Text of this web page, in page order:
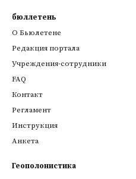
бюллетень
О Бьюлетене
Редакция портала
Учреждения-сотрудники
FAQ
Контакт
Регламент
Инструкция
Анкета
Геополонистика